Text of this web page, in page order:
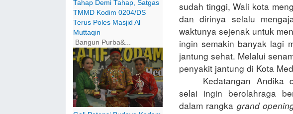
Tahap Demi Tahap, Satgas
TMMD Kodim 0204/DS
Terus Poles Masjid Al
Muttaqin
Bangun Purba&...
sudah tinggi, Wali kota
dan dirinya selalu
waktunya sejenak untuk
ingin semakin banyak lagi
jantung sehat. Melalui
penyakit jantung di Kota
Kedatangan Andika
selai ingin berolahraga
dalam rangka grand